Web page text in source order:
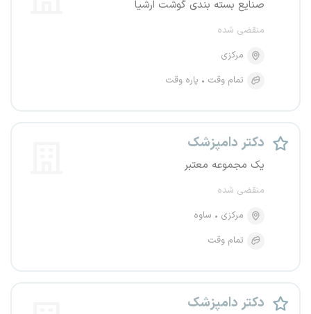
صنایع بسته بندی گوشت ارشیا
منقضی شده
مرکزی
تمام وقت
پاره وقت
دکتر دامپزشک
یک مجموعه معتبر
منقضی شده
مرکزی
ساوه
تمام وقت
دکتر دامپزشک